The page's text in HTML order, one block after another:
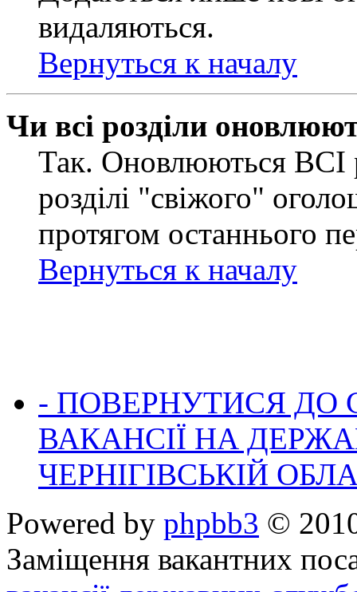
видаляються.
Вернуться к началу
Чи всі розділи
Так. Оновлюються ВСІ
розділі "свіжого"
протягом останнього
Вернуться к началу
- ПОВЕРНУТИСЯ ДО
ВАКАНСІЇ НА
ЧЕРНІГІВСЬКІЙ
Powered by phpbb3 ©
Заміщення вакантних